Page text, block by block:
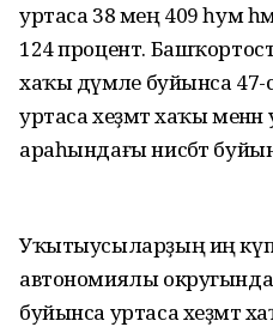
уртаса 38 мең 409 һум
124 процент.
хаҡы дәүмәле буйынса
уртаса хеҙмәт хаҡы
араһындағы нисбәт
Уҡытыусыларҙың иң
автономиялы округында
буйынса уртаса хеҙмәт